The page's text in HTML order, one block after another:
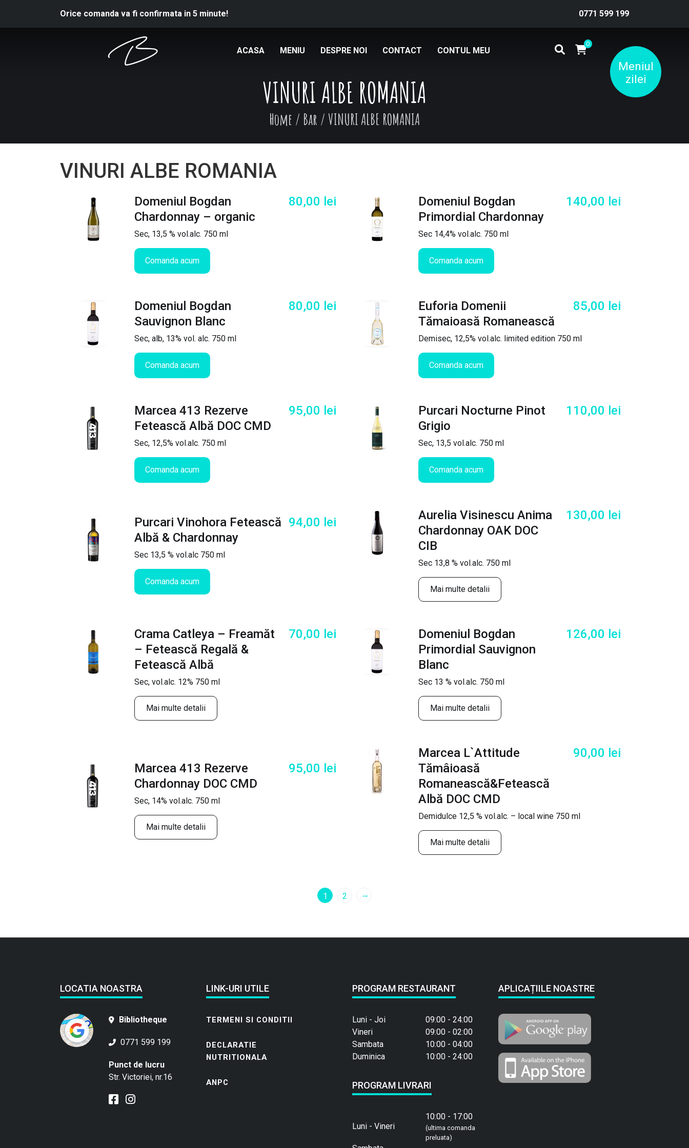
Orice comanda va fi confirmata in 5 minute! 0771 599 199
ACASA MENIU DESPRE NOI CONTACT CONTUL MEU
0
Meniul
zilei
VINURI ALBE ROMANIA
Home / Bar /VINURI ALBE ROMANIA
VINURI ALBE ROMANIA
Domeniul Bogdan
Chardonnay – organic
80,00 lei
Sec, 13,5 % vol.alc. 750 ml
Comanda acum
Domeniul Bogdan
Primordial Chardonnay
140,00 lei
Sec 14,4% vol.alc. 750 ml
Comanda acum
Domeniul Bogdan
Sauvignon Blanc
80,00 lei
Sec, alb, 13% vol. alc. 750 ml
Comanda acum
Euforia Domenii
Tămaioasă Romanească
85,00 lei
Demisec, 12,5% vol.alc. limited edition 750 ml
Comanda acum
Marcea 413 Rezerve
Fetească Albă DOC CMD
95,00 lei
Sec, 12,5% vol.alc. 750 ml
Comanda acum
Purcari Nocturne Pinot
Grigio
110,00 lei
Sec, 13,5 vol.alc. 750 ml
Comanda acum
Purcari Vinohora Fetească
Albă & Chardonnay
94,00 lei
Sec 13,5 % vol.alc 750 ml
Comanda acum
Aurelia Visinescu Anima
Chardonnay OAK DOC
CIB
130,00 lei
Sec 13,8 % vol.alc. 750 ml
Mai multe detalii
Crama Catleya – Freamăt
– Fetească Regală &
Fetească Albă
70,00 lei
Sec, vol.alc. 12% 750 ml
Mai multe detalii
Domeniul Bogdan
Primordial Sauvignon
Blanc
126,00 lei
Sec 13 % vol.alc. 750 ml
Mai multe detalii
Marcea 413 Rezerve
Chardonnay DOC CMD
95,00 lei
Sec, 14% vol.alc. 750 ml
Mai multe detalii
Marcea L`Attitude
Tămâioasă
Romanească&Fetească
Albă DOC CMD
90,00 lei
Demidulce 12,5 % vol.alc. – local wine 750 ml
Mai multe detalii
1 2 →
LOCATIA NOASTRA
Bibliotheque
0771 599 199
Punct de lucru
Str. Victoriei, nr.16
LINK-URI UTILE
TERMENI SI CONDITII
DECLARATIE
NUTRITIONALA
ANPC
PROGRAM RESTAURANT
Luni - Joi
09:00 - 24:00
Vineri
09:00 - 02:00
Sambata
10:00 - 04:00
Duminica
10:00 - 24:00
PROGRAM LIVRARI
Luni - Vineri
10:00 - 17:00
(ultima comanda
preluata)
APLICAȚIILE NOASTRE